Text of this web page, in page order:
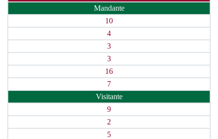
Mandante
10
4
3
3
16
7
Visitante
9
2
5